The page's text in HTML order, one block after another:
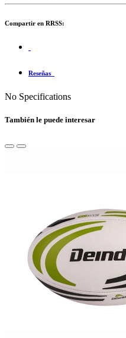
Compartir en RRSS:
Reseñas
No Specifications
También le puede interesar